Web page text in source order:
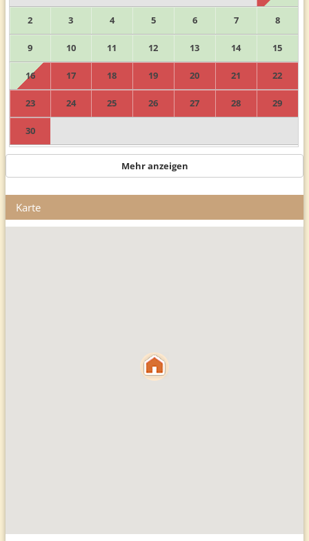
2 3 4 5 6 7 8
9 10 11 12 13 14 15
16 17 18 19 20 21 22
23 24 25 26 27 28 29
30
Mehr anzeigen
Karte